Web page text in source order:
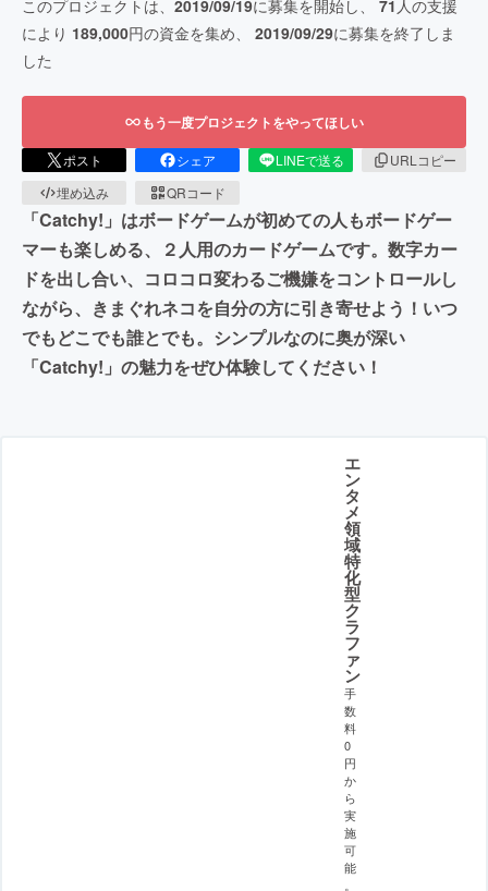
このプロジェクトは、 2019/09/19に募集を開始し、 71 人の支援
により 189,000円の資金を集め、 2019/09/29に募集を終了しま
した
もう一度プロジェクトをやってほしい
ポスト シェア LINEで送る
URLコピー
埋め込み
QRコード
「Catchy!」はボードゲームが初めての人もボードゲー
マーも楽しめる、２人用のカードゲームです。数字カー
ドを出し合い、コロコロ変わるご機嫌をコントロールし
ながら、きまぐれネコを自分の方に引き寄せよう！いつ
でもどこでも誰とでも。シンプルなのに奥が深い
「Catchy!」の魅力をぜひ体験してください！
エ
ン
タ
メ
領
域
特
化
型
ク
ラ
フ
ァ
ン
手
数
料
0
円
か
ら
実
施
可
能